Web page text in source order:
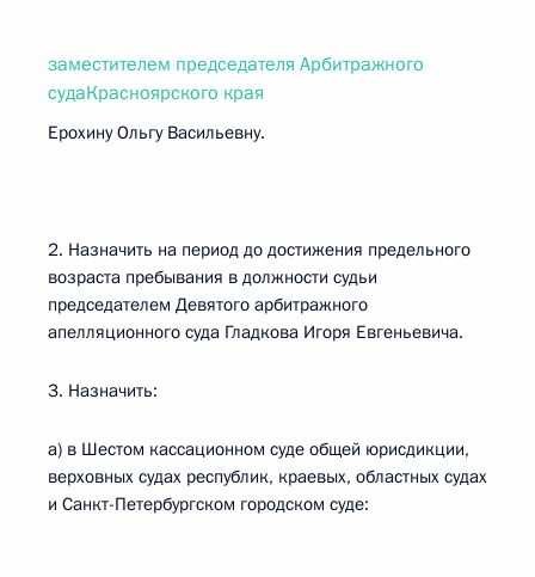
заместителем председателя Арбитражного
судаКрасноярского края
Ерохину Ольгу Васильевну.
2. Назначить на период до достижения предельного
возраста пребывания в должности судьи
председателем Девятого арбитражного
апелляционного суда Гладкова Игоря Евгеньевича.
3. Назначить:
а) в Шестом кассационном суде общей юрисдикции,
верховных судах республик, краевых, областных судах
и Санкт-Петербургском городском суде: